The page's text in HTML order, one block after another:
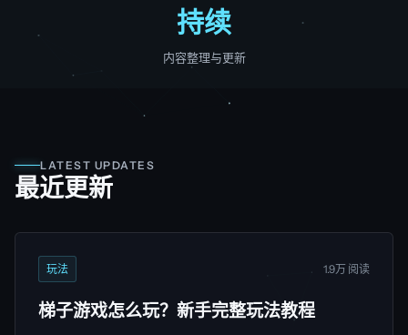
持续
内容整理与更新
LATEST UPDATES
最近更新
玩法 1.9万 阅读
梯子游戏怎么玩？新手完整玩法教程